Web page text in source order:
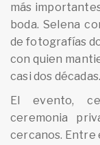
más
boda. Selena
de fotografías
con quien
casi dos décadas.
El evento,
ceremonia
cercanos. Entre